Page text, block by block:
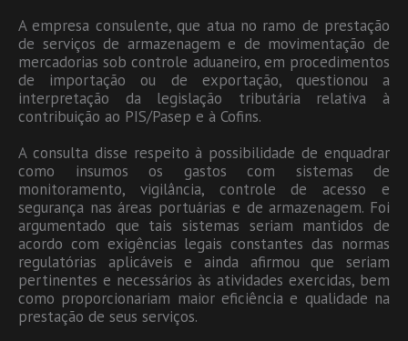
A empresa consulente, que atua no ramo de prestação
de serviços de armazenagem e de movimentação de
mercadorias sob controle aduaneiro, em procedimentos
de importação ou de exportação, questionou a
interpretação da legislação tributária relativa à
contribuição ao PIS/Pasep e à Cofins.
A consulta disse respeito à possibilidade de enquadrar
como insumos os gastos com sistemas de
monitoramento, vigilância, controle de acesso e
segurança nas áreas portuárias e de armazenagem. Foi
argumentado que tais sistemas seriam mantidos de
acordo com exigências legais constantes das normas
regulatórias aplicáveis e ainda afirmou que seriam
pertinentes e necessários às atividades exercidas, bem
como proporcionariam maior eficiência e qualidade na
prestação de seus serviços.